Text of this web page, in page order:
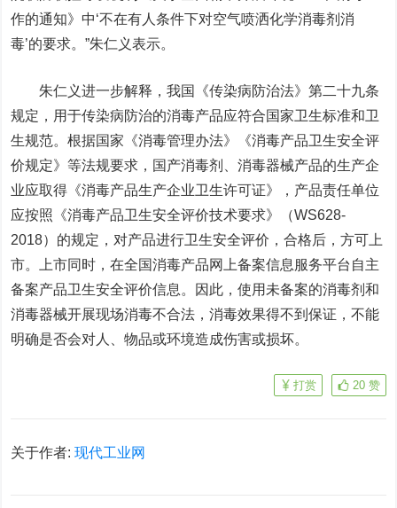
作的通知》中‘不在有人条件下对空气喷洒化学消毒剂消
毒’的要求。”朱仁义表示。
朱仁义进一步解释，我国《传染病防治法》第二十九条
规定，用于传染病防治的消毒产品应符合国家卫生标准和卫
生规范。根据国家《消毒管理办法》《消毒产品卫生安全评
价规定》等法规要求，国产消毒剂、消毒器械产品的生产企
业应取得《消毒产品生产企业卫生许可证》，产品责任单位
应按照《消毒产品卫生安全评价技术要求》（WS628-
2018）的规定，对产品进行卫生安全评价，合格后，方可上
市。上市同时，在全国消毒产品网上备案信息服务平台自主
备案产品卫生安全评价信息。因此，使用未备案的消毒剂和
消毒器械开展现场消毒不合法，消毒效果得不到保证，不能
明确是否会对人、物品或环境造成伤害或损坏。
20 赞
打赏
关于作者:现代工业网